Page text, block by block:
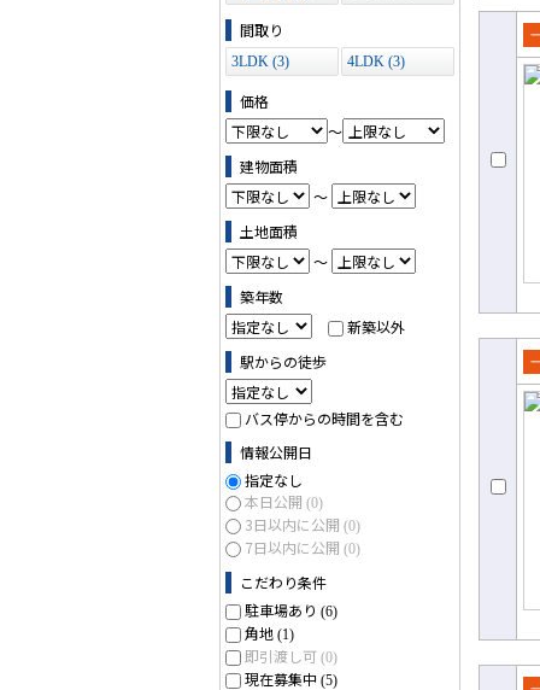
間取り
3LDK (3) 4LDK (3)
価格
～
建物面積
～
土地面積
～
築年数
新築以外
駅からの徒歩
バス停からの時間を含む
情報公開日
指定なし
本日公開 (0)
3日以内に公開 (0)
7日以内に公開 (0)
こだわり条件
駐車場あり (6)
角地 (1)
即引渡し可 (0)
現在募集中 (5)
て
て